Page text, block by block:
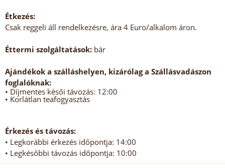
Étkezés:
Csak reggeli áll rendelkezésre, ára 4 Euro/alkalom áron.
Éttermi szolgáltatások: bár
Ajándékok a szálláshelyen, kizárólag a Szállásvadászon
foglalóknak:
• Díjmentes késői távozás: 12:00
• Korlátlan teafogyasztás
Érkezés és távozás:
• Legkorábbi érkezés időpontja: 14:00
• Legkésőbbi távozás időpontja: 10:00